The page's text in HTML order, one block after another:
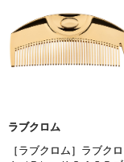
ラブクロム
［ラブクロム］ラブクロ